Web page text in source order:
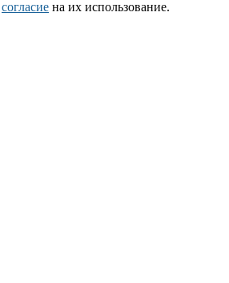
согласие на их использование.